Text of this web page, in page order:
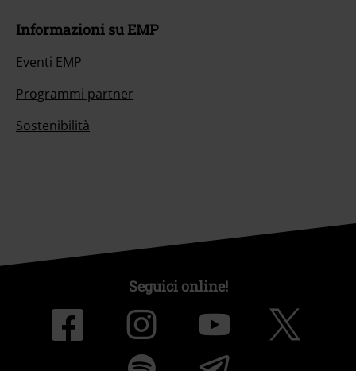
Informazioni su EMP
Eventi EMP
Programmi partner
Sostenibilità
Seguici online!